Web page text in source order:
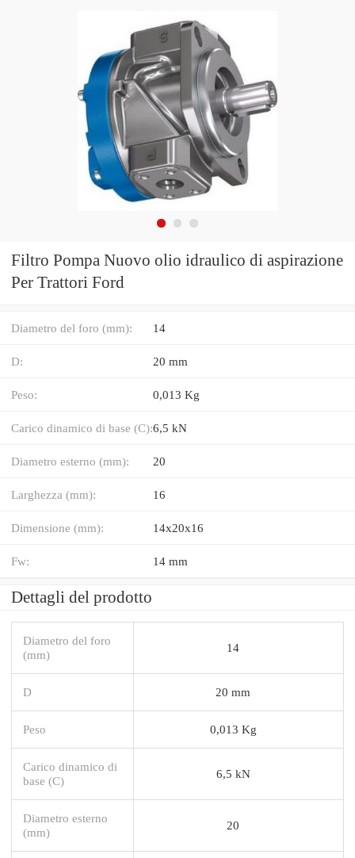
Filtro Pompa Nuovo olio idraulico di aspirazione
Per Trattori Ford
Diametro del foro (mm): 14
D: 20 mm
Peso: 0,013 Kg
Carico dinamico di base (C):6,5 kN
Diametro esterno (mm): 20
Larghezza (mm): 16
Dimensione (mm): 14x20x16
Fw: 14 mm
Dettagli del prodotto
Diametro del foro
(mm)
14
D 20 mm
Peso 0,013 Kg
Carico dinamico di
base (C)
6,5 kN
Diametro esterno
(mm)
20